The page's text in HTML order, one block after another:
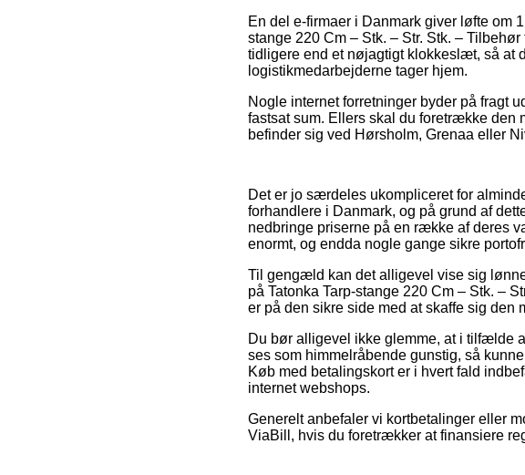
En del e-firmaer i Danmark giver løfte om
stange 220 Cm – Stk. – Str. Stk. –
tidligere end et nøjagtigt klokkeslæt, så at
logistikmedarbejderne tager hjem.
Nogle internet forretninger byder på fragt
fastsat sum. Ellers skal du foretrække den
befinder sig ved Hørsholm, Grenaa eller
Det er jo særdeles ukompliceret for
forhandlere i Danmark, og på grund af
nedbringe priserne på en række af deres
enormt, og endda nogle gange sikre
Til gengæld kan det alligevel vise sig
på Tatonka Tarp-stange 220 Cm – Stk. –
er på den sikre side med at skaffe sig den
Du bør alligevel ikke glemme, at i tilfælde
ses som himmelråbende gunstig, så
Køb med betalingskort er i hvert fald
internet webshops.
Generelt anbefaler vi kortbetalinger eller
ViaBill, hvis du foretrækker at finansiere